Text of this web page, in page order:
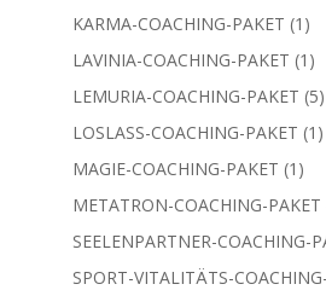
KARMA-COACHING-PAKET 1 1
LAVINIA-COACHING-PAKET 1 1
LEMURIA-COACHING-PAKET 55
LOSLASS-COACHING-PAKET 1 1
MAGIE-COACHING-PAKET 1 1
METATRON-COACHING-PAKET
SEELENPARTNER-COACHING-
SPORT-VITALITÄTS-